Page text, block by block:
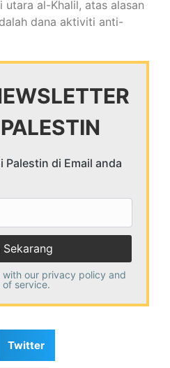
utara al-Khalil, atas alasan
dana aktiviti anti-
di Email anda
with our privacy policy and
of service.
Twitter